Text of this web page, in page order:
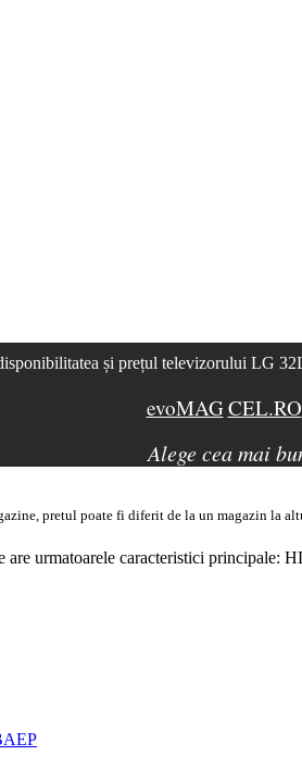
și prețul televizorului LG
evoMAGCEL.RO
Alege cea mai
pretul poate fi diferit de la un magazin la
urmatoarele caracteristici principale: